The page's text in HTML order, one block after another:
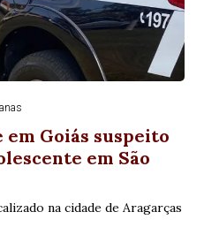
Goiás suspeito
em São
na cidade de Aragarças